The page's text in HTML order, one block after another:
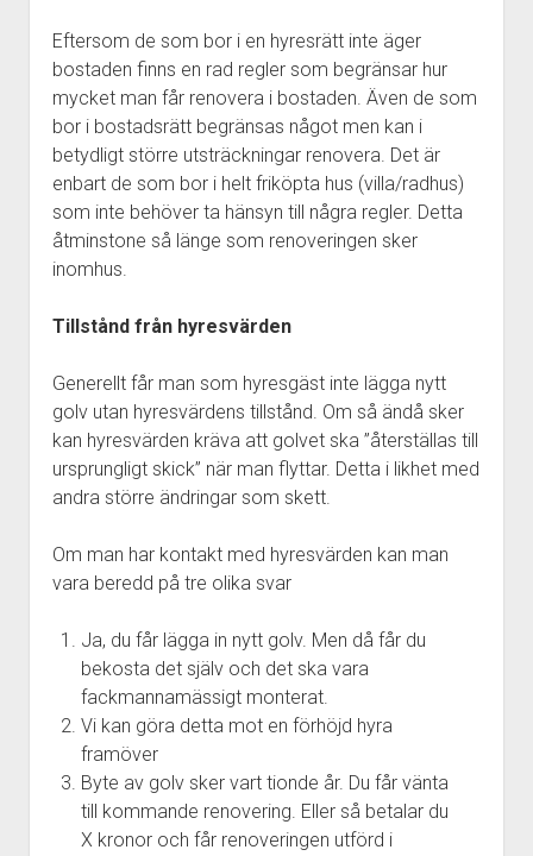
Eftersom de som bor i en hyresrätt inte äger
bostaden finns en rad regler som begränsar hur
mycket man får renovera i bostaden. Även de som
bor i bostadsrätt begränsas något men kan i
betydligt större utsträckningar renovera. Det är
enbart de som bor i helt friköpta hus (villa/radhus)
som inte behöver ta hänsyn till några regler. Detta
åtminstone så länge som renoveringen sker
inomhus.
Tillstånd från hyresvärden
Generellt får man som hyresgäst inte lägga nytt
golv utan hyresvärdens tillstånd. Om så ändå sker
kan hyresvärden kräva att golvet ska ”återställas till
ursprungligt skick” när man flyttar. Detta i likhet med
andra större ändringar som skett.
Om man har kontakt med hyresvärden kan man
vara beredd på tre olika svar
Ja, du får lägga in nytt golv. Men då får du
bekosta det själv och det ska vara
fackmannamässigt monterat.
Vi kan göra detta mot en förhöjd hyra
framöver
Byte av golv sker vart tionde år. Du får vänta
till kommande renovering. Eller så betalar du
X kronor och får renoveringen utförd i